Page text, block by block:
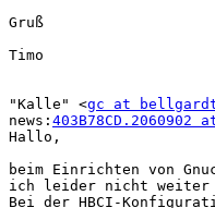
Gruß
Timo
"Kalle" <gc at
news:
Hallo,
beim Einrichten von
ich leider nicht weiter
Bei der HBCI-